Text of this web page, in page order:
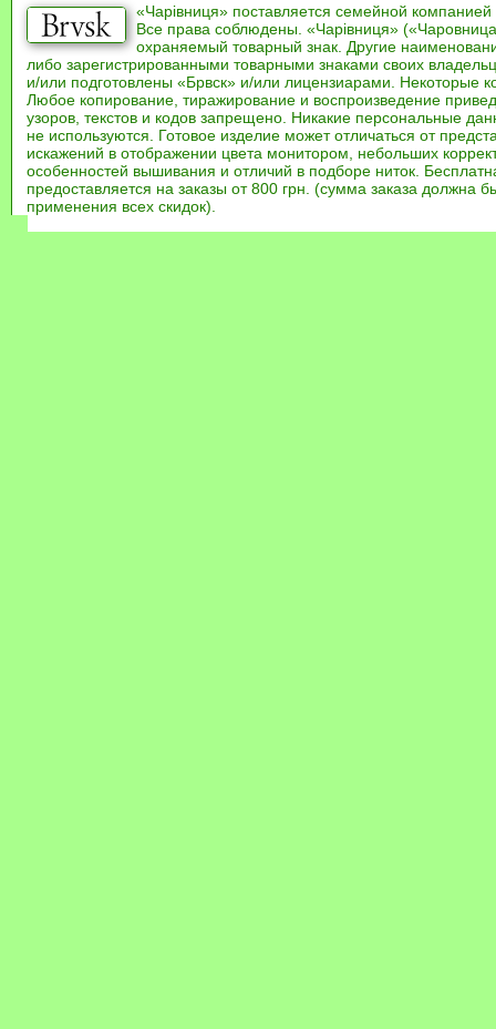
«Чарівниця» поставляется семейной компанией
Все права соблюдены. «Чарівниця»
охраняемый товарный знак. Другие
либо зарегистрированными товарными знаками своих
и/или подготовлены «Брвск» и/или лицензиарами. Некоторые
Любое копирование, тиражирование и воспроизведение
узоров, текстов и кодов запрещено. Никакие персональные
не используются. Готовое изделие может отличаться от
искажений в отображении цвета монитором, небольших
особенностей вышивания и отличий в подборе ниток.
предоставляется на заказы от 800 грн. (сумма заказа должна
применения всех скидок).